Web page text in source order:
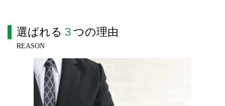
選ばれる ３ つの理由
REASON